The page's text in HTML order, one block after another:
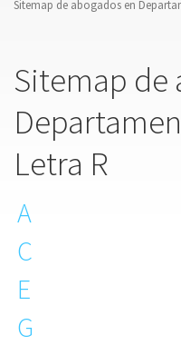
Sitemap de abogados en
Sitemap de
Letra R
A
C
E
G